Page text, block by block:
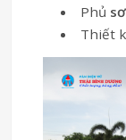
Phủ
Thiết